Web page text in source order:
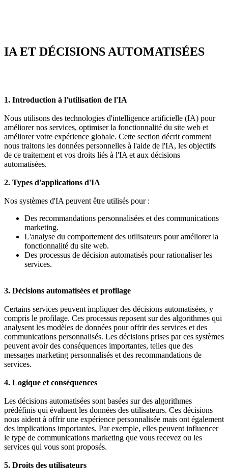
IA ET DÉCISIONS AUTOMATISÉES
1. Introduction à l'utilisation de l'IA
Nous utilisons des technologies d'intelligence artificielle (IA) pour
améliorer nos services, optimiser la fonctionnalité du site web et
améliorer votre expérience globale. Cette section décrit comment
nous traitons les données personnelles à l'aide de l'IA, les objectifs
de ce traitement et vos droits liés à l'IA et aux décisions
automatisées.
2. Types d'applications d'IA
Nos systèmes d'IA peuvent être utilisés pour :
Des recommandations personnalisées et des communications
marketing.
L'analyse du comportement des utilisateurs pour améliorer la
fonctionnalité du site web.
Des processus de décision automatisés pour rationaliser les
services.
3. Décisions automatisées et profilage
Certains services peuvent impliquer des décisions automatisées, y
compris le profilage. Ces processus reposent sur des algorithmes qui
analysent les modèles de données pour offrir des services et des
communications personnalisés. Les décisions prises par ces systèmes
peuvent avoir des conséquences importantes, telles que des
messages marketing personnalisés et des recommandations de
services.
4. Logique et conséquences
Les décisions automatisées sont basées sur des algorithmes
prédéfinis qui évaluent les données des utilisateurs. Ces décisions
nous aident à offrir une expérience personnalisée mais ont également
des implications importantes. Par exemple, elles peuvent influencer
le type de communications marketing que vous recevez ou les
services qui vous sont proposés.
5. Droits des utilisateurs